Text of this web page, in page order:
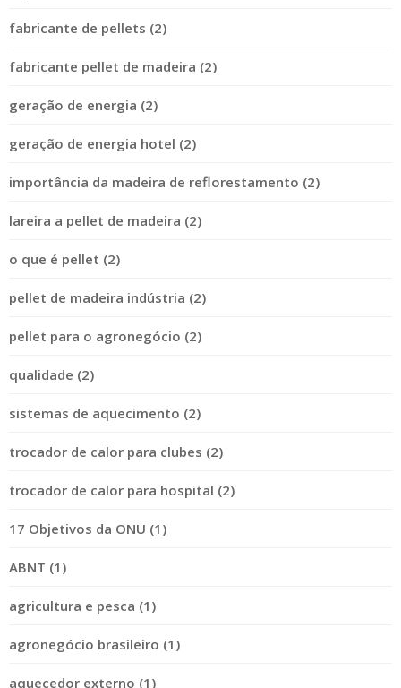
fabricante de pellets (2)
fabricante pellet de madeira (2)
geração de energia (2)
geração de energia hotel (2)
importância da madeira de reflorestamento (2)
lareira a pellet de madeira (2)
o que é pellet (2)
pellet de madeira indústria (2)
pellet para o agronegócio (2)
qualidade (2)
sistemas de aquecimento (2)
trocador de calor para clubes (2)
trocador de calor para hospital (2)
17 Objetivos da ONU (1)
ABNT (1)
agricultura e pesca (1)
agronegócio brasileiro (1)
aquecedor externo (1)